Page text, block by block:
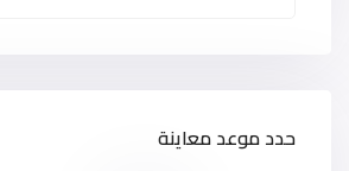
حدد موعد معاينة